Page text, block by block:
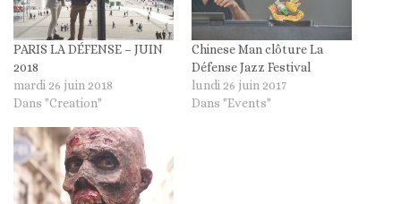
PARIS LA DÉFENSE – JUIN
2018
mardi 26 juin 2018
Dans "Creation"
Chinese Man clôture La
Défense Jazz Festival
lundi 26 juin 2017
Dans "Events"